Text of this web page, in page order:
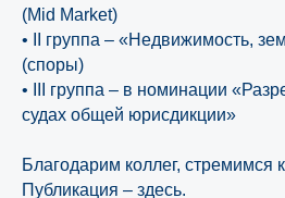
(Mid Market)
• II группа – «Недвижимость,
(споры)
• III группа – в номинации
судах общей юрисдикции»
Благодарим коллег, стремимся
Публикация – здесь.